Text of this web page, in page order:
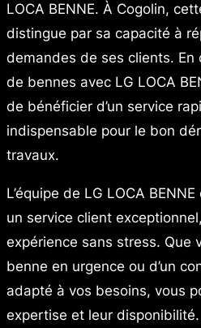
LOCA BENNE. À Cogolin,
distingue par sa capacité à
demandes de ses clients. En
de bennes avec LG LOCA
de bénéficier d’un service
indispensable pour le bon
travaux.
L’équipe de LG LOCA
un service client
expérience sans stress. Que
benne en urgence ou d’un
adapté à vos besoins, vous
expertise et leur disponibilité.